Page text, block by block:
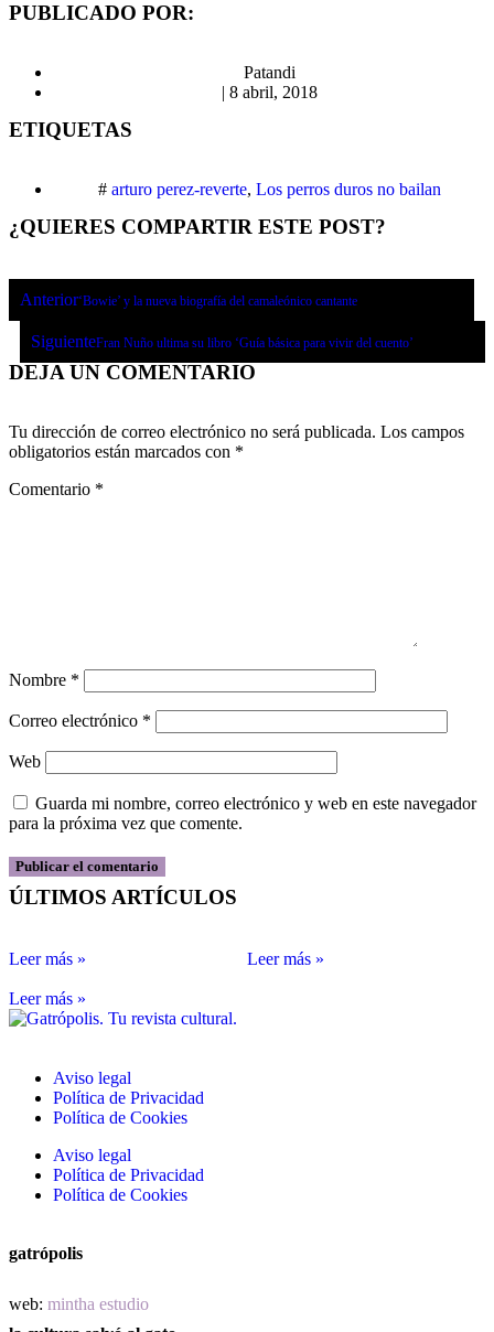
PUBLICADO POR:
Patandi
| 8 abril, 2018
ETIQUETAS
# arturo perez-reverte, Los perros duros no bailan
¿QUIERES COMPARTIR ESTE POST?
Anterior‘Bowie’ y la nueva biografía del camaleónico cantante
SiguienteFran Nuño ultima su libro ‘Guía básica para vivir del cuento’
DEJA UN COMENTARIO
Tu dirección de correo electrónico no será publicada. Los campos
obligatorios están marcados con *
Comentario *
Nombre *
Correo electrónico *
Web
Guarda mi nombre, correo electrónico y web en este navegador
para la próxima vez que comente.
ÚLTIMOS ARTÍCULOS
Leer más » Leer más »
Leer más »
Aviso legal
Política de Privacidad
Política de Cookies
Aviso legal
Política de Privacidad
Política de Cookies
gatrópolis
web: mintha estudio